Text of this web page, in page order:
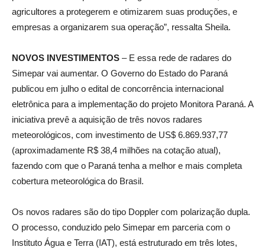
agricultores a protegerem e otimizarem suas produções, e
empresas a organizarem sua operação”, ressalta Sheila.
NOVOS INVESTIMENTOS – E essa rede de radares do
Simepar vai aumentar. O Governo do Estado do Paraná
publicou em julho o edital de concorrência internacional
eletrônica para a implementação do projeto Monitora Paraná. A
iniciativa prevê a aquisição de três novos radares
meteorológicos, com investimento de US$ 6.869.937,77
(aproximadamente R$ 38,4 milhões na cotação atual),
fazendo com que o Paraná tenha a melhor e mais completa
cobertura meteorológica do Brasil.
Os novos radares são do tipo Doppler com polarização dupla.
O processo, conduzido pelo Simepar em parceria com o
Instituto Água e Terra (IAT), está estruturado em três lotes,